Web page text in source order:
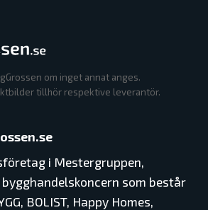
om inget annat anges.
tillhör respektive leverantör.
i Mestergruppen,
bygghandelskoncern som består
BOLIST, Happy Homes,